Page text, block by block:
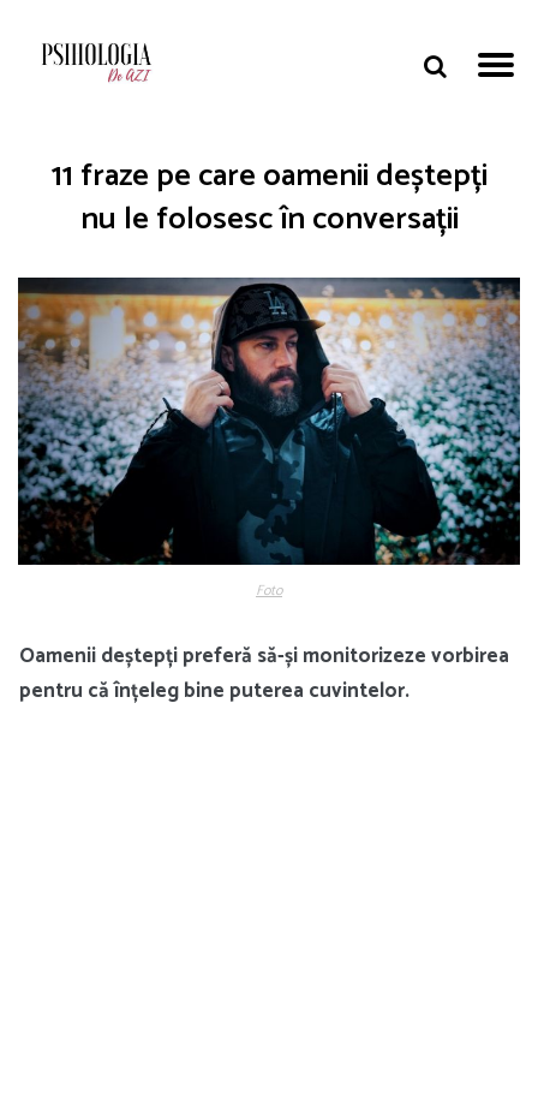
11 fraze pe care oamenii deștepți
nu le folosesc în conversații
Foto
Oamenii deștepți preferă să-și monitorizeze vorbirea
pentru că înțeleg bine puterea cuvintelor.